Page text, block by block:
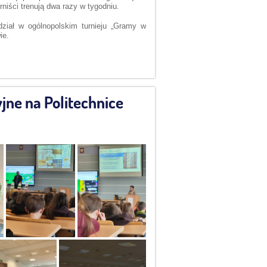
trenują dwa razy w tygodniu.
w ogólnopolskim turnieju „Gramy w
na Politechnice